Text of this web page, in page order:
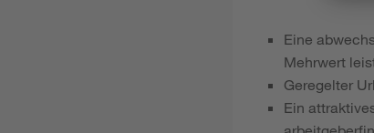
Eine
Mehrwert
Geregelter
Ein